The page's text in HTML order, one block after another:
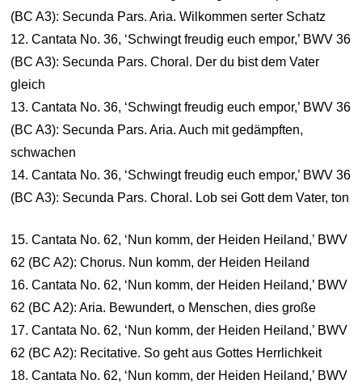
(BC A3): Secunda Pars. Aria. Wilkommen serter Schatz
12. Cantata No. 36, ‘Schwingt freudig euch empor,’ BWV 36
(BC A3): Secunda Pars. Choral. Der du bist dem Vater
gleich
13. Cantata No. 36, ‘Schwingt freudig euch empor,’ BWV 36
(BC A3): Secunda Pars. Aria. Auch mit gedämpften,
schwachen
14. Cantata No. 36, ‘Schwingt freudig euch empor,’ BWV 36
(BC A3): Secunda Pars. Choral. Lob sei Gott dem Vater, ton
15. Cantata No. 62, ‘Nun komm, der Heiden Heiland,’ BWV
62 (BC A2): Chorus. Nun komm, der Heiden Heiland
16. Cantata No. 62, ‘Nun komm, der Heiden Heiland,’ BWV
62 (BC A2): Aria. Bewundert, o Menschen, dies große
17. Cantata No. 62, ‘Nun komm, der Heiden Heiland,’ BWV
62 (BC A2): Recitative. So geht aus Gottes Herrlichkeit
18. Cantata No. 62, ‘Nun komm, der Heiden Heiland,’ BWV